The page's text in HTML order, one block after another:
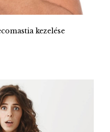
kezelése